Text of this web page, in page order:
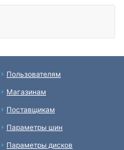
Пользователям
Магазинам
Поставщикам
Параметры шин
Параметры дисков